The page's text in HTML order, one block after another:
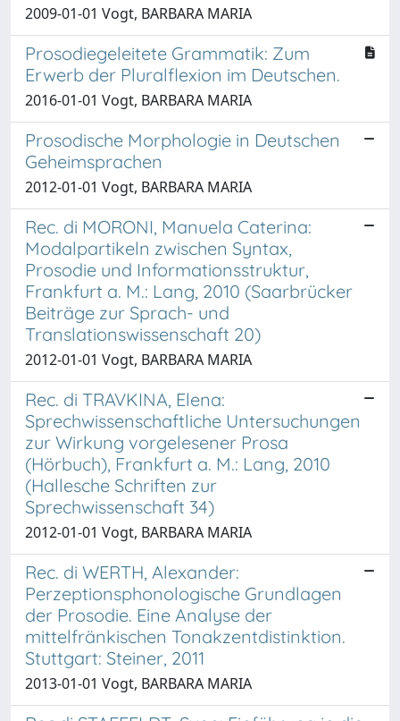
2009-01-01 Vogt, BARBARA MARIA
Prosodiegeleitete Grammatik: Zum
Erwerb der Pluralflexion im Deutschen.
2016-01-01 Vogt, BARBARA MARIA
Prosodische Morphologie in Deutschen
Geheimsprachen
2012-01-01 Vogt, BARBARA MARIA
Rec. di MORONI, Manuela Caterina:
Modalpartikeln zwischen Syntax,
Prosodie und Informationsstruktur,
Frankfurt a. M.: Lang, 2010 (Saarbrücker
Beiträge zur Sprach- und
Translationswissenschaft 20)
2012-01-01 Vogt, BARBARA MARIA
Rec. di TRAVKINA, Elena:
Sprechwissenschaftliche Untersuchungen
zur Wirkung vorgelesener Prosa
(Hörbuch), Frankfurt a. M.: Lang, 2010
(Hallesche Schriften zur
Sprechwissenschaft 34)
2012-01-01 Vogt, BARBARA MARIA
Rec. di WERTH, Alexander:
Perzeptionsphonologische Grundlagen
der Prosodie. Eine Analyse der
mittelfränkischen Tonakzentdistinktion.
Stuttgart: Steiner, 2011
2013-01-01 Vogt, BARBARA MARIA